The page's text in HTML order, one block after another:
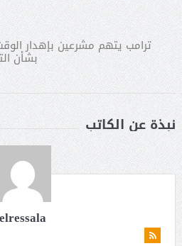
ترامب يتهم مشرعين بإهدار
بشأن
نبذة عن الكاتب
elressala